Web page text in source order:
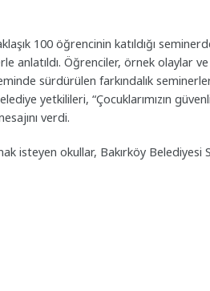
100 öğrencinin katıldığı
anlatıldı. Öğrenciler, örnek olaylar
sürdürülen farkındalık
yetkilileri, “Çocuklarımızın güvenli
verdi.
isteyen okullar, Bakırköy Belediyesi